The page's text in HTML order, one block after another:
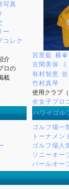
写真
ー
コレク
介
ロの
載
宮里藍 横
古閑美保
有村智恵
竹村真琴
使用クラブ
全女子プロ
ハワイゴル
ゴルフ場一
トーナメン
ゴルフ場人
ソニーオー
パールオー